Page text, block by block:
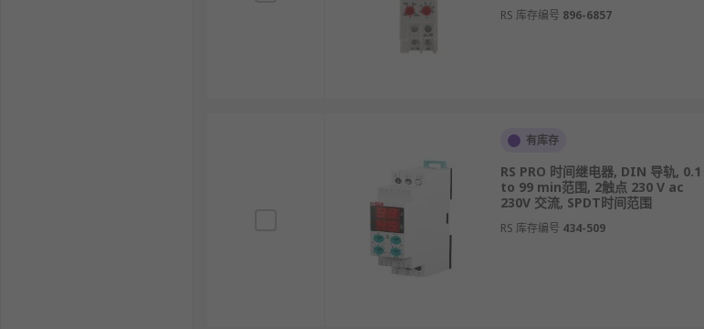
RS 库存编号 896-6857
有库存
RS PRO 时间继电器, DIN 导轨, 0.1
to 99 min范围, 2触点 230 V ac
230V 交流, SPDT时间范围
RS 库存编号 434-509